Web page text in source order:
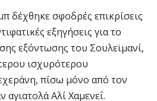
δέχθηκε σφοδρές επικρίσεις
εξηγήσεις για το
εξόντωσης του Σουλεϊμανί,
ισχυρότερου
πίσω μόνο από τον
αγιατολά Αλί Χαμενεΐ.